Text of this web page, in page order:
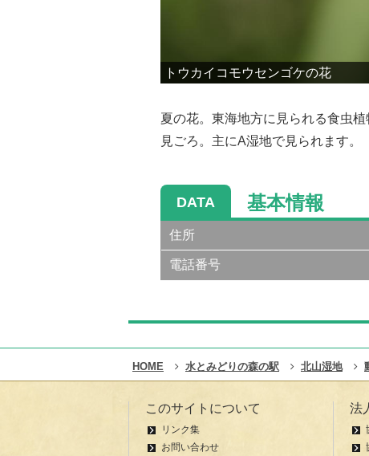
トウカイコモウセンゴケの花
夏の花。東海地方に見られる食虫
見ごろ。主にA湿地で見られます。
DATA 基本情報
住所
電話番号
HOME 水とみどりの森の駅 北山湿地
このサイトについて
リンク集
お問い合わせ
法